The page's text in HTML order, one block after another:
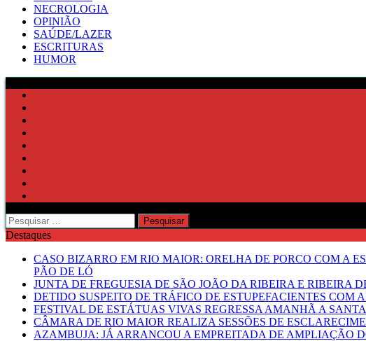
NECROLOGIA
OPINIÃO
SAÚDE/LAZER
ESCRITURAS
HUMOR
Pesquisar
por:
Destaques
CASO BIZARRO EM RIO MAIOR: ORELHA DE PORCO COM A
PÃO DE LÓ
JUNTA DE FREGUESIA DE SÃO JOÃO DA RIBEIRA E RIBEIRA
DETIDO SUSPEITO DE TRÁFICO DE ESTUPEFACIENTES
FESTIVAL DE ESTÁTUAS VIVAS REGRESSA AMANHÃ A
CÂMARA DE RIO MAIOR REALIZA SESSÕES DE
AZAMBUJA: JÁ ARRANCOU A EMPREITADA DE AMPLIAÇÃO